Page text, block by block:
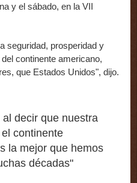
y el sábado, en la VII
seguridad, prosperidad y
continente americano,
que Estados Unidos", dijo.
decir que nuestra
continente
la mejor que hemos
décadas"